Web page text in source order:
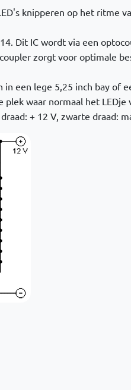
knipperen op het ritme
Dit IC wordt via een
zorgt voor optimale
een lege 5,25 inch bay of
waar normaal het LEDje
+ 12 V, zwarte draad: